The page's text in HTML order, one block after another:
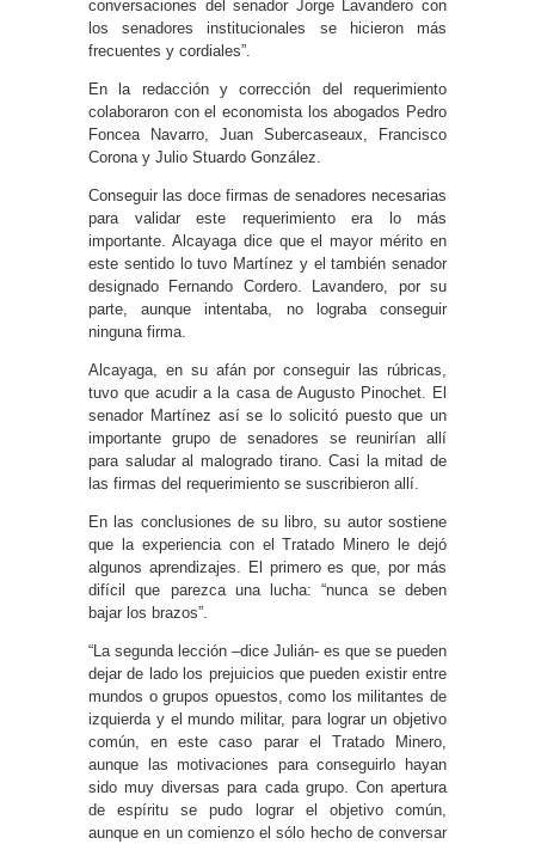
conversaciones del senador Jorge Lavandero con
los senadores institucionales se hicieron más
frecuentes y cordiales”.
En la redacción y corrección del requerimiento
colaboraron con el economista los abogados Pedro
Foncea Navarro, Juan Subercaseaux, Francisco
Corona y Julio Stuardo González.
Conseguir las doce firmas de senadores necesarias
para validar este requerimiento era lo más
importante. Alcayaga dice que el mayor mérito en
este sentido lo tuvo Martínez y el también senador
designado Fernando Cordero. Lavandero, por su
parte, aunque intentaba, no lograba conseguir
ninguna firma.
Alcayaga, en su afán por conseguir las rúbricas,
tuvo que acudir a la casa de Augusto Pinochet. El
senador Martínez así se lo solicitó puesto que un
importante grupo de senadores se reunirían allí
para saludar al malogrado tirano. Casi la mitad de
las firmas del requerimiento se suscribieron allí.
En las conclusiones de su libro, su autor sostiene
que la experiencia con el Tratado Minero le dejó
algunos aprendizajes. El primero es que, por más
difícil que parezca una lucha: “nunca se deben
bajar los brazos”.
“La segunda lección –dice Julián- es que se pueden
dejar de lado los prejuicios que pueden existir entre
mundos o grupos opuestos, como los militantes de
izquierda y el mundo militar, para lograr un objetivo
común, en este caso parar el Tratado Minero,
aunque las motivaciones para conseguirlo hayan
sido muy diversas para cada grupo. Con apertura
de espíritu se pudo lograr el objetivo común,
aunque en un comienzo el sólo hecho de conversar